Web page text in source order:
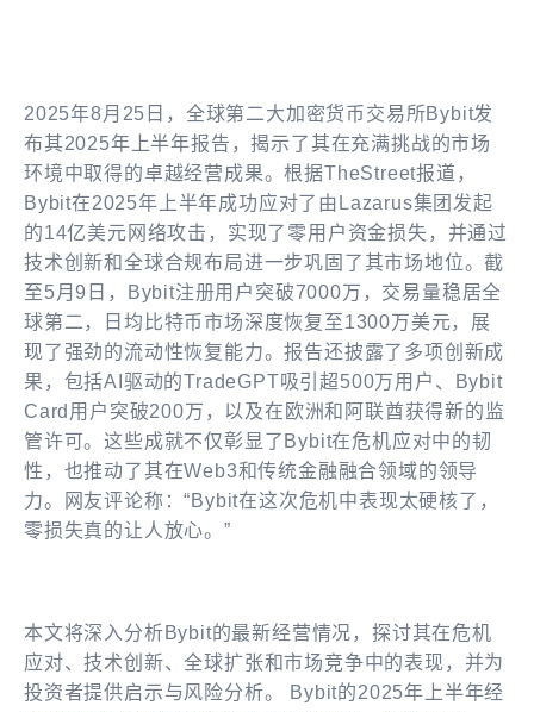
2025年8月25日，全球第二大加密货币交易所Bybit发
布其2025年上半年报告，揭示了其在充满挑战的市场
环境中取得的卓越经营成果。根据TheStreet报道，
Bybit在2025年上半年成功应对了由Lazarus集团发起
的14亿美元网络攻击，实现了零用户资金损失，并通过
技术创新和全球合规布局进一步巩固了其市场地位。截
至5月9日，Bybit注册用户突破7000万，交易量稳居全
球第二，日均比特币市场深度恢复至1300万美元，展
现了强劲的流动性恢复能力。报告还披露了多项创新成
果，包括AI驱动的TradeGPT吸引超500万用户、Bybit
Card用户突破200万，以及在欧洲和阿联酋获得新的监
管许可。这些成就不仅彰显了Bybit在危机应对中的韧
性，也推动了其在Web3和传统金融融合领域的领导
力。网友评论称：“Bybit在这次危机中表现太硬核了，
零损失真的让人放心。”
本文将深入分析Bybit的最新经营情况，探讨其在危机
应对、技术创新、全球扩张和市场竞争中的表现，并为
投资者提供启示与风险分析。 Bybit的2025年上半年经